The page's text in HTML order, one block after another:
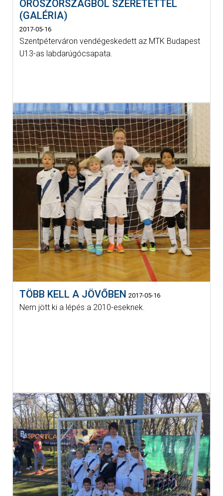
OROSZORSZÁGBÓL SZERETETTEL
(GALÉRIA)
2017-05-16
Szentpéterváron vendégeskedett az MTK Budapest
U13-as labdarúgócsapata.
TÖBB KELL A JÖVŐBEN 2017-05-16
Nem jött ki a lépés a 2010-eseknek.